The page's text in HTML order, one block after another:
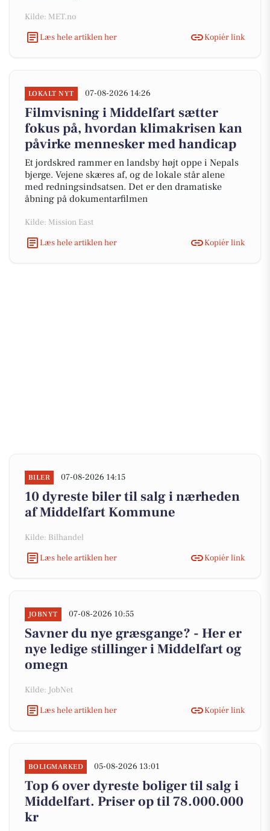
Kilde: MET.no
Læs hele artiklen her
Kopiér link
LOKALT NYT 07-08-2026 14:26
Filmvisning i Middelfart sætter
fokus på, hvordan klimakrisen kan
påvirke mennesker med handicap
Et jordskred rammer en landsby højt oppe i Nepals
bjerge. Vejene skæres af, og de lokale står alene
med redningsindsatsen. Det er den dramatiske
åbning på dokumentarfilmen
Kilde: Mission East
Læs hele artiklen her
Kopiér link
BILER 07-08-2026 14:15
10 dyreste biler til salg i nærheden
af Middelfart Kommune
Kilde: Bilhandel
Læs hele artiklen her
Kopiér link
JOBNYT 07-08-2026 10:55
Savner du nye græsgange? - Her er
nye ledige stillinger i Middelfart og
omegn
Kilde: JobNet
Læs hele artiklen her
Kopiér link
BOLIGMARKED 05-08-2026 13:01
Top 6 over dyreste boliger til salg i
Middelfart. Priser op til 78.000.000
kr